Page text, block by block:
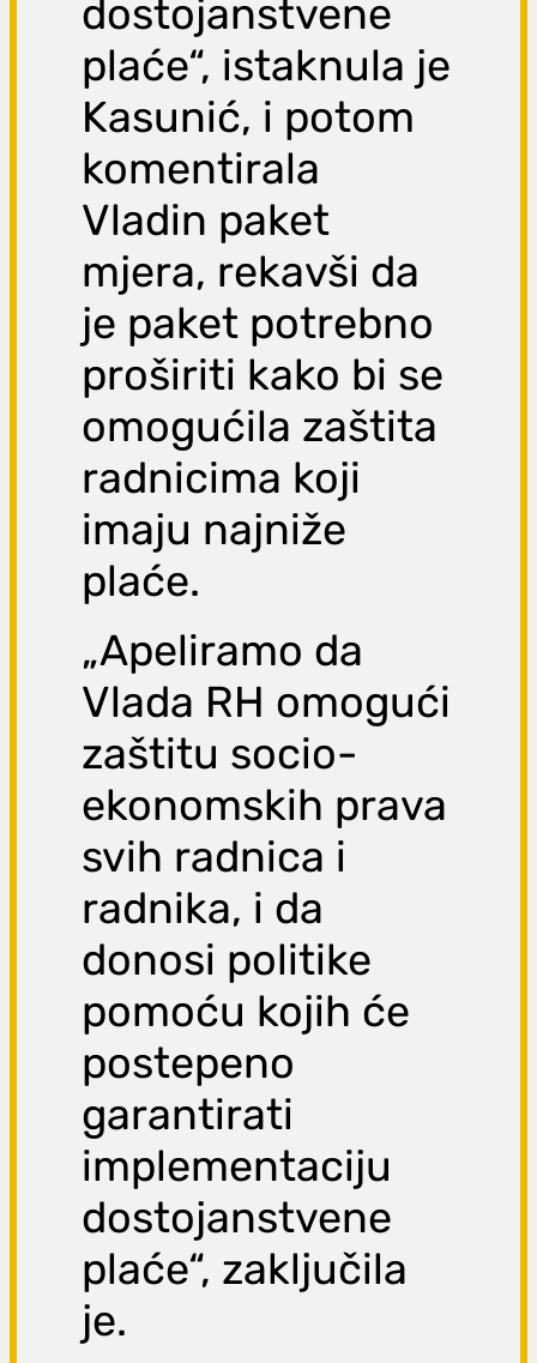
dostojanstvene
plaće“, istaknula je
Kasunić, i potom
komentirala
Vladin paket
mjera, rekavši da
je paket potrebno
proširiti kako bi se
omogućila zaštita
radnicima koji
imaju najniže
plaće.
„Apeliramo da
Vlada RH omogući
zaštitu socio-
ekonomskih prava
svih radnica i
radnika, i da
donosi politike
pomoću kojih će
postepeno
garantirati
implementaciju
dostojanstvene
plaće“, zaključila
je.